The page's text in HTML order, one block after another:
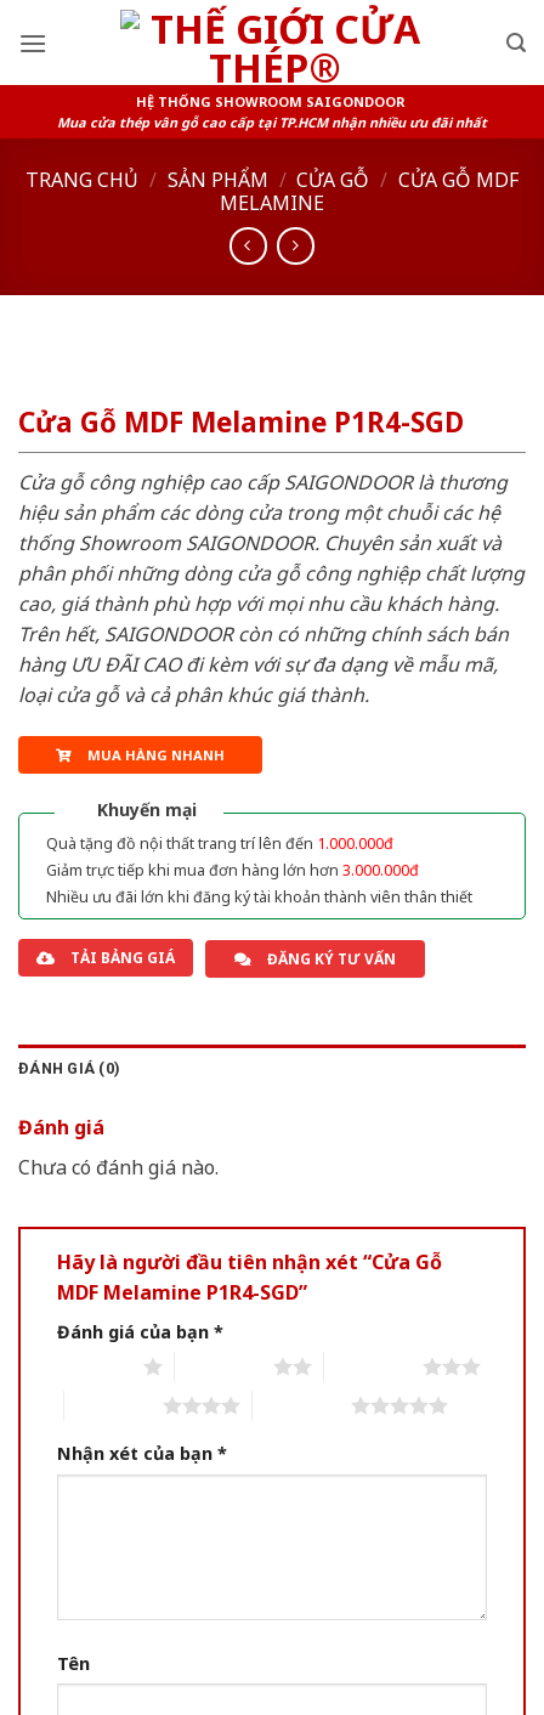
HỆ THỐNG SHOWROOM SAIGONDOOR
Mua cửa thép vân gỗ cao cấp tại TP.HCM nhận nhiều ưu đãi nhất
TRANG CHỦ / SẢN PHẨM / CỬA GỖ / CỬA GỖ MDF
MELAMINE
Cửa Gỗ MDF Melamine P1R4-SGD
Cửa gỗ công nghiệp cao cấp SAIGONDOOR là thương
hiệu sản phẩm các dòng cửa trong một chuỗi các hệ
thống Showroom SAIGONDOOR. Chuyên sản xuất và
phân phối những dòng cửa gỗ công nghiệp chất lượng
cao, giá thành phù hợp với mọi nhu cầu khách hàng.
Trên hết, SAIGONDOOR còn có những chính sách bán
hàng ƯU ĐÃI CAO đi kèm với sự đa dạng về mẫu mã,
loại cửa gỗ và cả phân khúc giá thành.
MUA HÀNG NHANH
Khuyến mại
Quà tặng đồ nội thất trang trí lên đến 1.000.000đ
Giảm trực tiếp khi mua đơn hàng lớn hơn 3.000.000đ
Nhiều ưu đãi lớn khi đăng ký tài khoản thành viên thân thiết
TẢI BẢNG GIÁ ĐĂNG KÝ TƯ VẤN
ĐÁNH GIÁ (0)
Đánh giá
Chưa có đánh giá nào.
Hãy là người đầu tiên nhận xét “Cửa Gỗ
MDF Melamine P1R4-SGD”
Đánh giá của bạn *
Nhận xét của bạn *
Tên